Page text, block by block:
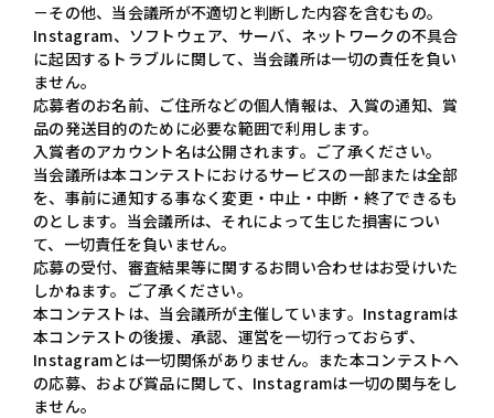
－その他、当会議所が不適切と判断した内容を含むもの。
Instagram、ソフトウェア、サーバ、ネットワークの不具合
に起因するトラブルに関して、当会議所は一切の責任を負い
ません。
応募者のお名前、ご住所などの個人情報は、入賞の通知、賞
品の発送目的のために必要な範囲で利用します。
入賞者のアカウント名は公開されます。ご了承ください。
当会議所は本コンテストにおけるサービスの一部または全部
を、事前に通知する事なく変更・中止・中断・終了できるも
のとします。当会議所は、それによって生じた損害につい
て、一切責任を負いません。
応募の受付、審査結果等に関するお問い合わせはお受けいた
しかねます。ご了承ください。
本コンテストは、当会議所が主催しています。Instagramは
本コンテストの後援、承認、運営を一切行っておらず、
Instagramとは一切関係がありません。また本コンテストへ
の応募、および賞品に関して、Instagramは一切の関与をし
ません。